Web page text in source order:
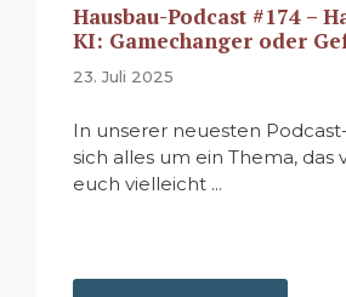
Hausbau-Podcast #174 –
KI: Gamechanger oder
23. Juli 2025
In unserer neuesten
sich alles um ein Thema, das
euch vielleicht ...